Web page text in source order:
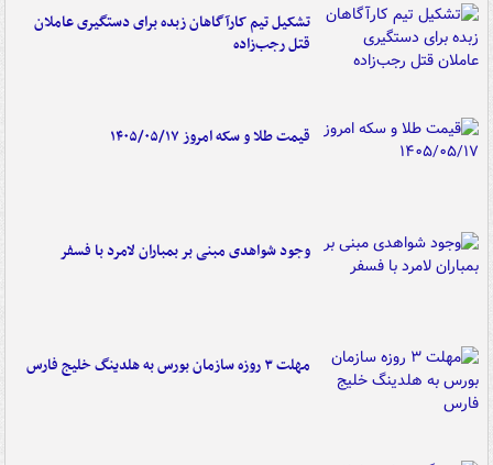
تشکیل تیم کارآگاهان زبده برای دستگیری عاملان
قتل رجب‌زاده
قیمت طلا و سکه امروز ۱۴۰۵/۰۵/۱۷
وجود شواهدی مبنی بر بمباران لامرد با فسفر
مهلت ۳ روزه سازمان بورس به هلدینگ خلیج فارس